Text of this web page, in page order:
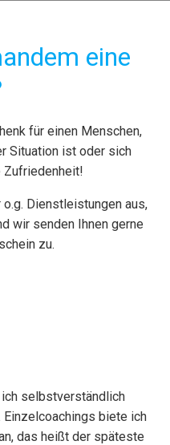
eine
für einen Menschen,
Situation ist oder sich
Zufriedenheit!
Dienstleistungen aus,
wir senden Ihnen gerne
zu.
ich selbstverständlich
biete ich
das heißt der späteste